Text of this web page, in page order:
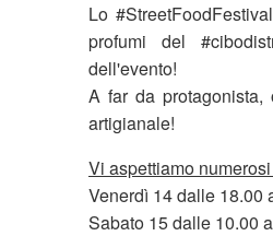
Lo
profumi del
dell'evento!
A far da
artigianale!
Vi aspettiamo
Venerdì 14 dalle 18.00
Sabato 15 dalle 10.00